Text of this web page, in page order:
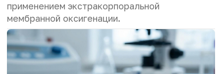
применением экстракорпоральной
мембранной оксигенации.